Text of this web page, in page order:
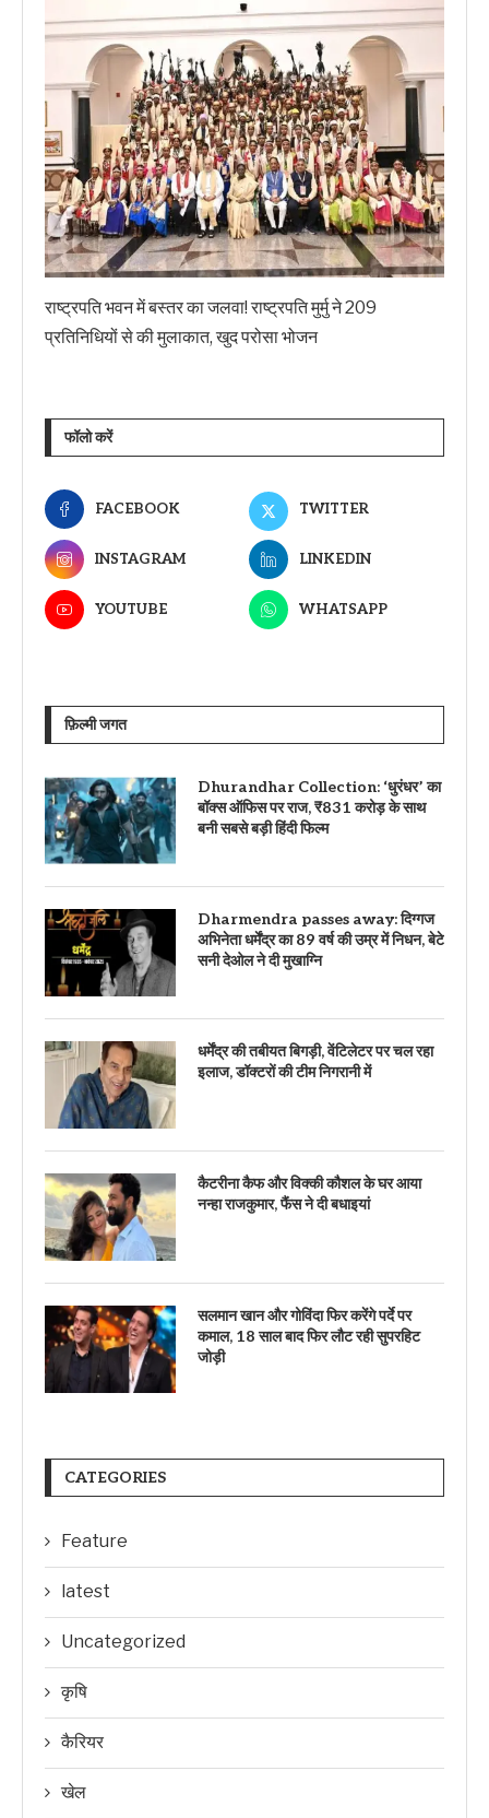
राष्ट्रपति भवन में बस्तर का जलवा! राष्ट्रपति मुर्मु ने 209
प्रतिनिधियों से की मुलाकात, खुद परोसा भोजन
फॉलो करें
FACEBOOK TWITTER
INSTAGRAM LINKEDIN
YOUTUBE WHATSAPP
फ़िल्मी जगत
Dhurandhar Collection: ‘धुरंधर’ का
बॉक्स ऑफिस पर राज, ₹831 करोड़ के साथ
बनी सबसे बड़ी हिंदी फिल्म
Dharmendra passes away: दिग्गज
अभिनेता धर्मेंद्र का 89 वर्ष की उम्र में निधन, बेटे
सनी देओल ने दी मुखाग्नि
धर्मेंद्र की तबीयत बिगड़ी, वेंटिलेटर पर चल रहा
इलाज, डॉक्टरों की टीम निगरानी में
कैटरीना कैफ और विक्की कौशल के घर आया
नन्हा राजकुमार, फैंस ने दी बधाइयां
सलमान खान और गोविंदा फिर करेंगे पर्दे पर
कमाल, 18 साल बाद फिर लौट रही सुपरहिट
जोड़ी
CATEGORIES
Feature
latest
Uncategorized
कृषि
कैरियर
खेल